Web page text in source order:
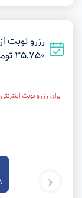
رزرو نوبت
35,750 تومان)
برای رزرو نوبت
‹